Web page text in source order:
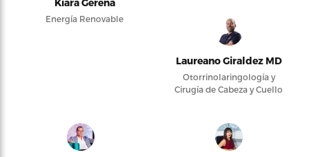
Kiara Gerena
Energía Renovable
Laureano Giraldez MD
Otorrinolaringología y
Cirugía de Cabeza y Cuello